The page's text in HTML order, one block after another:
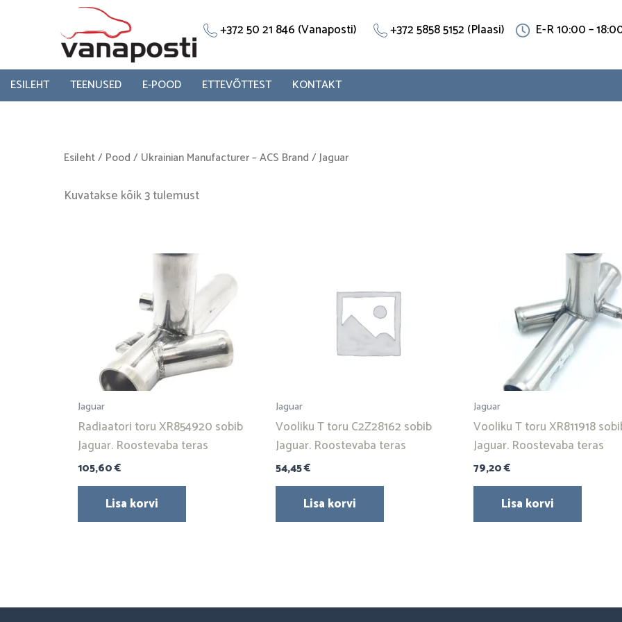
+372 50 21 846 (Vanaposti) +372 5858 5152 (Plaasi) E-R 10:00 –
ESILEHT TEENUSED E-POOD ETTEVÕTTEST KONTAKT
Esileht/ Pood / Ukrainian Manufacturer – ACS Brand / Jaguar
Kuvatakse kõik 3 tulemust
Jaguar
Radiaatori toru XR854920 sobib
Jaguar. Roostevaba teras
105,60€
Lisa korvi
Jaguar
Vooliku T toru C2Z28162 sobib
Jaguar. Roostevaba teras
54,45€
Lisa korvi
Jaguar
Vooliku T toru XR811918
Jaguar. Roostevaba teras
79,20€
Lisa korvi